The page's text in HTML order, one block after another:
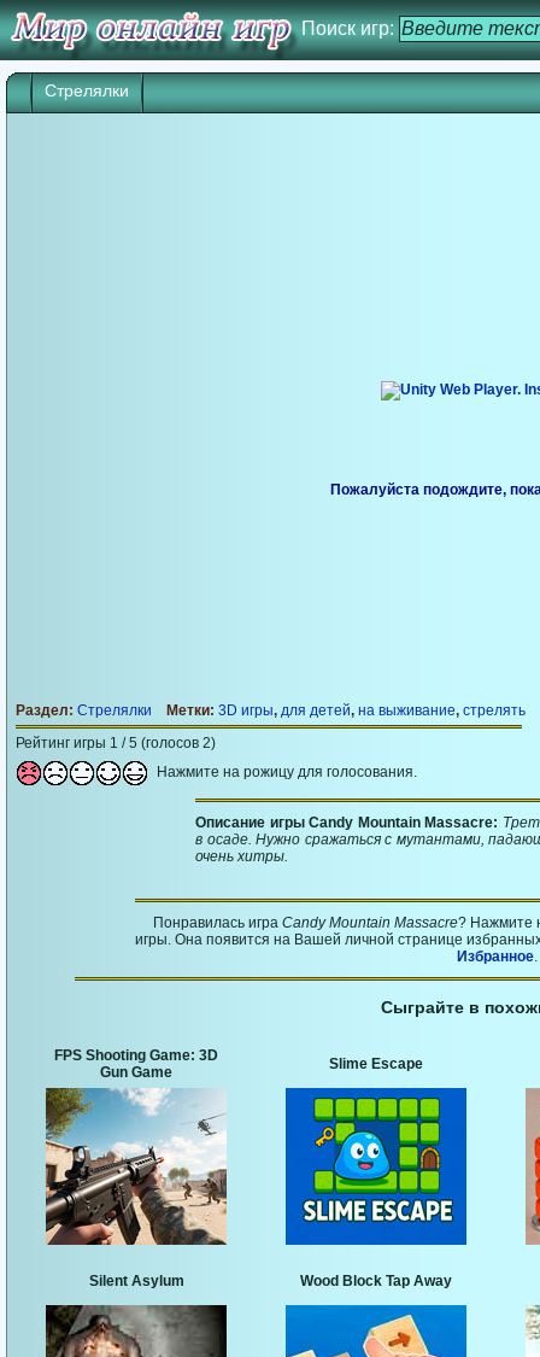
Поиск игр:
Стрелялки
Пожалуйста подождите,
Раздел: Стрелялки Метки: 3D игры, для детей, на выживание, стрелять
Рейтинг игры 1 / 5 (голосов 2)
Нажмите на рожицу для голосования.
Описание игры Candy Mountain Massacre:
в осаде. Нужно сражаться с мутантами,
очень хитры.
Понравилась игра Candy Mountain Massacre? Нажмите
игры. Она появится на Вашей личной странице
Избранное.
Сыграйте в
FPS Shooting Game: 3D
Gun Game
Slime Escape
Silent Asylum Wood Block Tap Away